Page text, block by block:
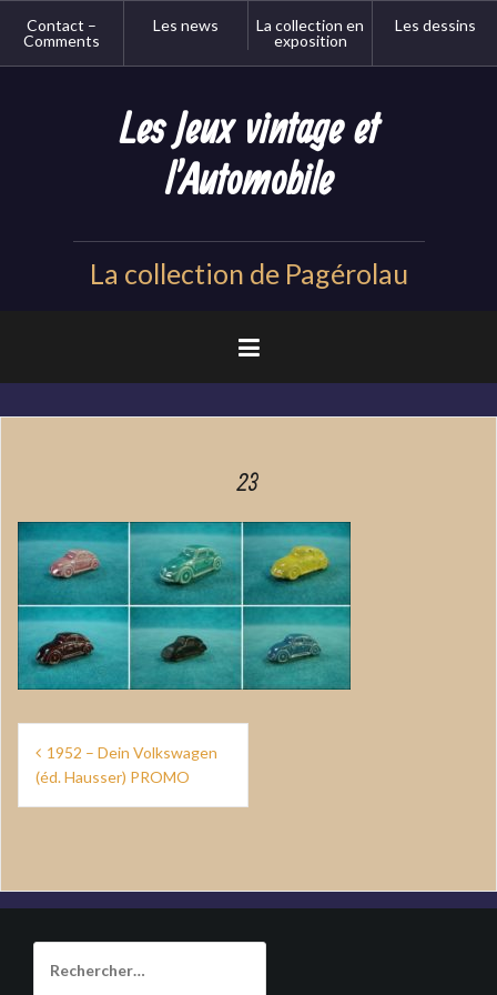
Contact –
Comments
Les news
La collection en
exposition
Les dessins
Les Jeux vintage et
l'Automobile
La collection de Pagérolau
23
Navigation
de
l’article
1952 – Dein Volkswagen
(éd. Hausser) PROMO